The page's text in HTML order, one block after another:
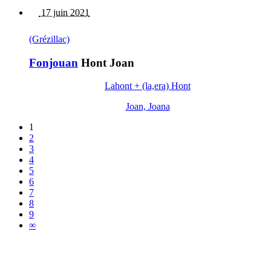
17 juin 2021
(Grézillac)
Fonjouan Hont Joan
Lahont + (la,era) Hont
Joan, Joana
1
2
3
4
5
6
7
8
9
∞